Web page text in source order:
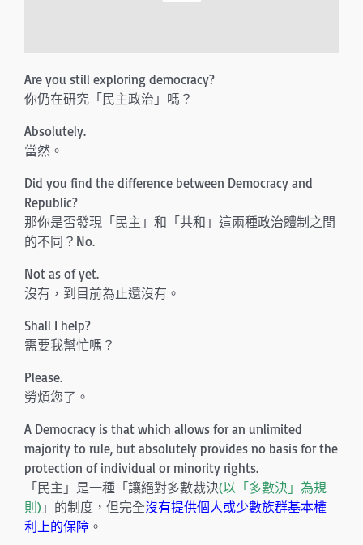
Are you still exploring democracy?
你仍在研究「民主政治」嗎？
Absolutely.
當然。
Did you find the difference between Democracy and
Republic?
那你是否發現「民主」和「共和」這兩種政治體制之間
的不同？No.
Not as of yet.
沒有，到目前為止還沒有。
Shall I help?
需要我幫忙嗎？
Please.
勞煩您了。
A Democracy is that which allows for an unlimited
majority to rule, but absolutely provides no basis for the
protection of individual or minority rights.
「民主」是一種「讓絕對多數裁決(以「多數決」為規
則) 」的制度，但完全沒有提供個人或少數族群基本權
利上的保障 。